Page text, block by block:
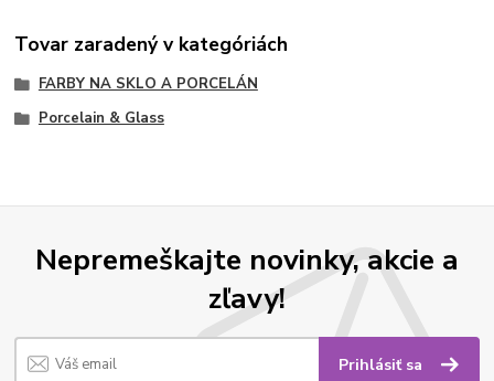
Tovar zaradený v kategóriách
FARBY NA SKLO A PORCELÁN
Porcelain & Glass
Nepremeškajte novinky, akcie a
zľavy!
Prihlásiť sa